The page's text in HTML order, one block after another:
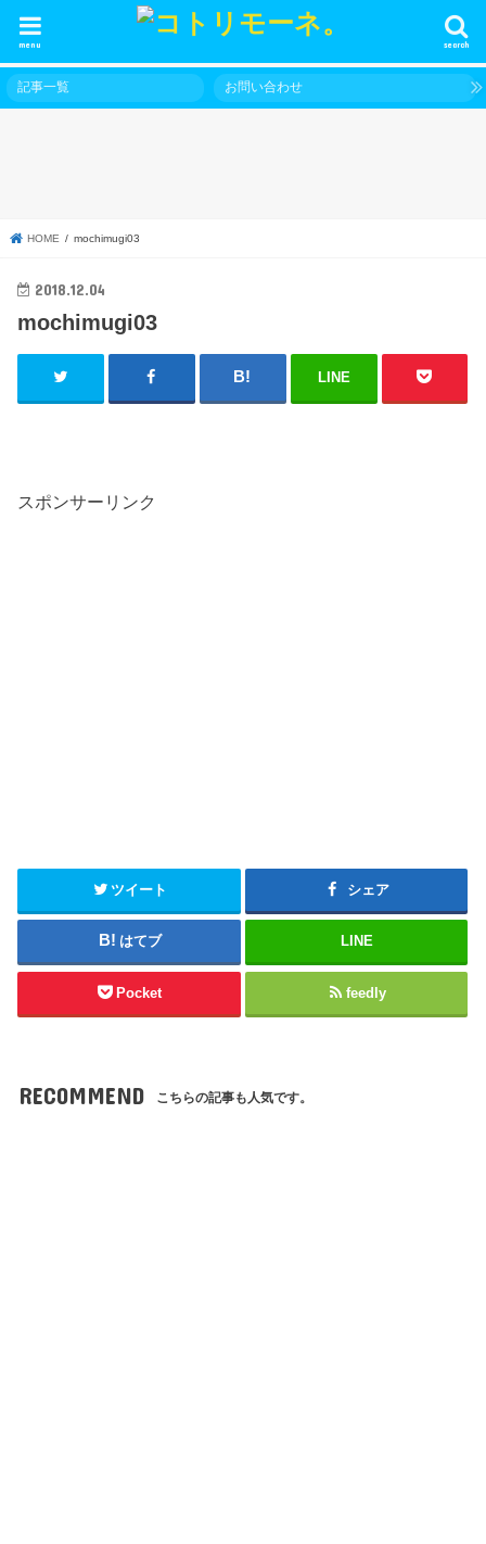
search
menu
記事一覧 お問い合わせ
HOME mochimugi03
2018.12.04
mochimugi03
LINE
スポンサーリンク
ツイート シェア
はてブ LINE
Pocket feedly
RECOMMEND こちらの記事も人気です。